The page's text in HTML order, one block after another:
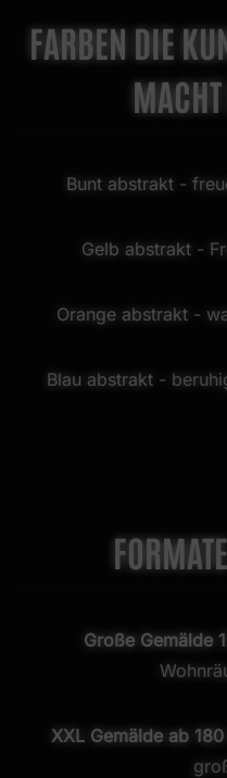
FARBEN DIE
Bunt abstrakt -
Gelb abstrakt -
Orange abstrakt -
Blau abstrakt-
Große Gemälde
XXL Gemälde ab